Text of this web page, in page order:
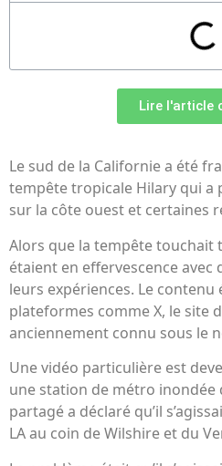
Lire l'article
Le sud de la Californie a été
tempête tropicale Hilary qui a
sur la côte ouest et certaines
Alors que la tempête touchait
étaient en effervescence
leurs expériences. Le
plateformes comme X, le site
anciennement connu sous le
Une vidéo particulière est
une station de métro inondée
partagé a déclaré qu’il
LA au coin de Wilshire et du